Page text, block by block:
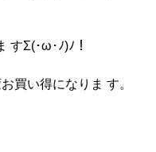
すΣ(･ω･ﾉ)ﾉ！
買い得になりま す。